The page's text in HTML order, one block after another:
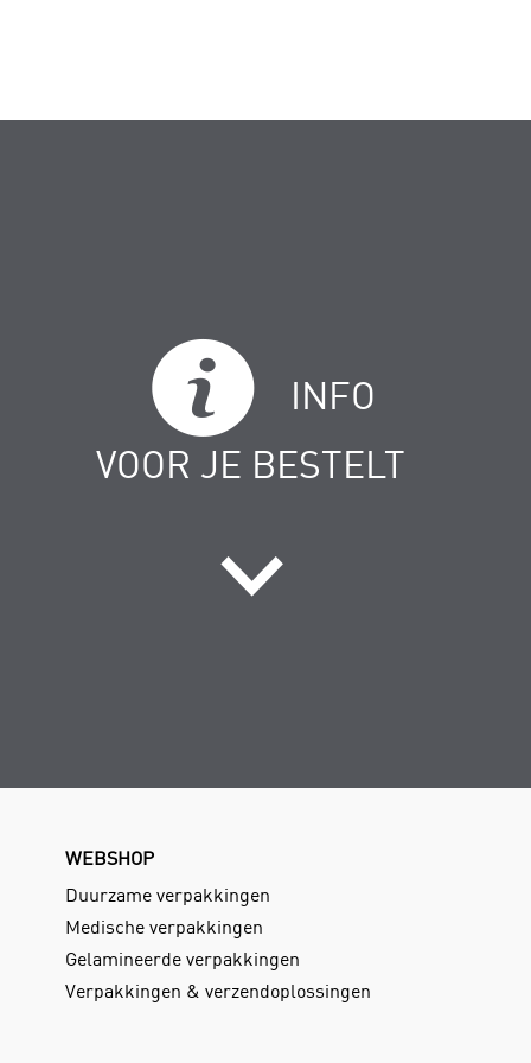
INFO
VOOR JE BESTELT
WEBSHOP
Duurzame verpakkingen
Medische verpakkingen
Gelamineerde verpakkingen
Verpakkingen & verzendoplossingen